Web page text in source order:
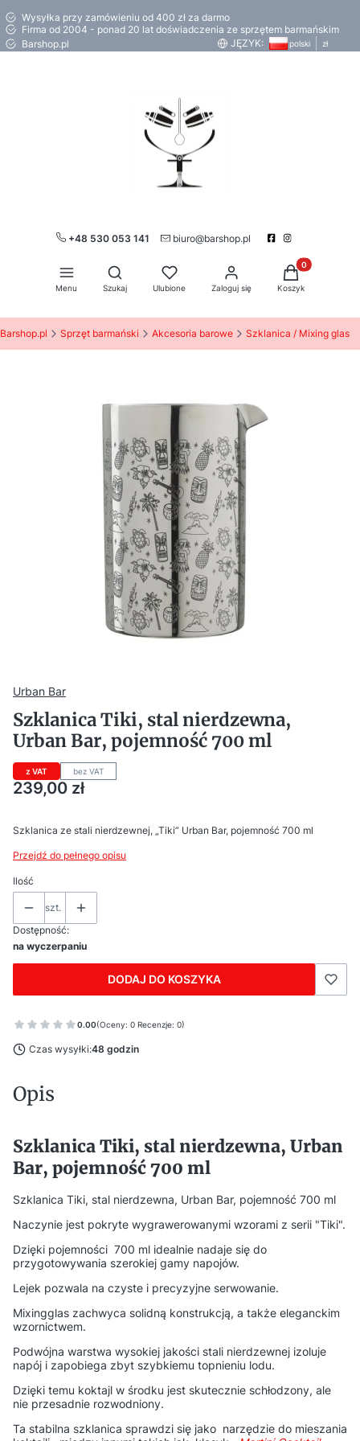
Wysyłka przy zamówieniu od 400 zł za darmo
Firma od 2004 - ponad 20 lat doświadczenia ze sprzętem barmańskim
Barshop.pl
JĘZYK: polski zł
+48 530 053 141 biuro@barshop.pl
Menu
Otwórz wyszukiwarkę
Szukaj Ulubione Zaloguj się
Produkty w
Koszyk
Barshop.pl Sprzęt barmański Akcesoria barowe Szklanica / Mixing glas
Urban Bar
Szklanica Tiki, stal nierdzewna,
Urban Bar, pojemność 700 ml
z VAT bez VAT
Cena
239,00 zł
Szklanica ze stali nierdzewnej, „Tiki” Urban Bar, pojemność 700 ml
Przejdź do pełnego opisu
Ilość
szt.
Dostępność:
na wyczerpaniu
DODAJ DO KOSZYKA
0.00(Oceny: 0 Recenzje: 0)
Czas wysyłki:48 godzin
Opis
Szklanica Tiki, stal nierdzewna, Urban
Bar, pojemność 700 ml
Szklanica Tiki, stal nierdzewna, Urban Bar, pojemność 700 ml
Naczynie jest pokryte wygrawerowanymi wzorami z serii "Tiki".
Dzięki pojemności 700 ml idealnie nadaje się do
przygotowywania szerokiej gamy napojów.
Lejek pozwala na czyste i precyzyjne serwowanie.
Mixingglas zachwyca solidną konstrukcją, a także eleganckim
wzornictwem.
Podwójna warstwa wysokiej jakości stali nierdzewnej izoluje
napój i zapobiega zbyt szybkiemu topnieniu lodu.
Dzięki temu koktajl w środku jest skutecznie schłodzony, ale
nie przesadnie rozwodniony.
Ta stabilna szklanica sprawdzi się jako narzędzie do mieszania